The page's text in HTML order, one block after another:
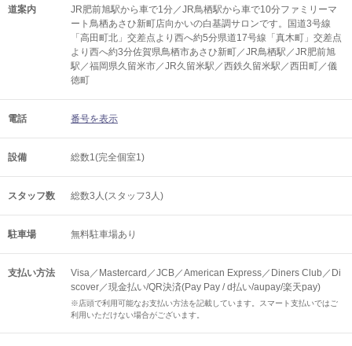
道案内
JR肥前旭駅から車で1分／JR鳥栖駅から車で10分ファミリーマ
ート鳥栖あさひ新町店向かいの白基調サロンです。国道3号線
「高田町北」交差点より西へ約5分県道17号線「真木町」交差点
より西へ約3分佐賀県鳥栖市あさひ新町／JR鳥栖駅／JR肥前旭
駅／福岡県久留米市／JR久留米駅／西鉄久留米駅／西田町／儀
徳町
電話 番号を表示
設備 総数1(完全個室1)
スタッフ数 総数3人(スタッフ3人)
駐車場 無料駐車場あり
支払い方法
Visa／Mastercard／JCB／American Express／Diners Club／Di
scover／現金払い/QR決済(Pay Pay / d払い/aupay/楽天pay)
※店頭で利用可能なお支払い方法を記載しています。スマート支払いではご
利用いただけない場合がございます。